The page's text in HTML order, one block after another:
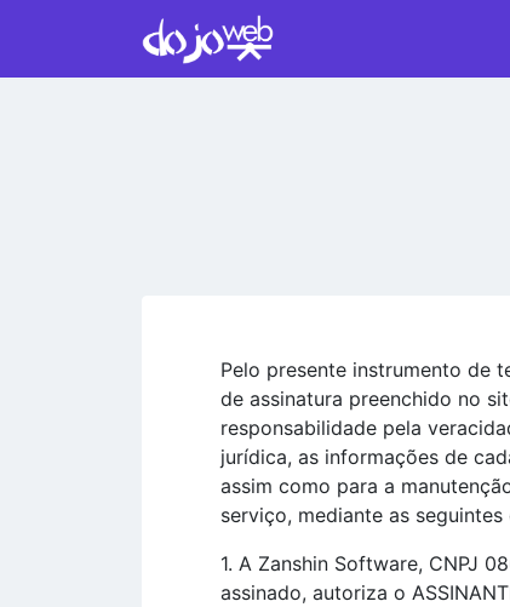
Pelo presente instrumento de
de assinatura preenchido no
responsabilidade pela
jurídica, as informações de
assim como para a
serviço, mediante as
1. A Zanshin Software, CNPJ
assinado, autoriza o